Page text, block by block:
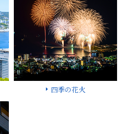
四季の花火